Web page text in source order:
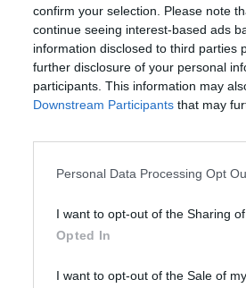
confirm your selection. Please note
continue seeing interest-based ads
information disclosed to third parties
further disclosure of your personal
participants. This information may
Downstream Participants that may
Personal Data Processing Opt
I want to opt-out of the Sharing
Opted In
I want to opt-out of the Sale of
oraz rok dozoru
Zjednoczenie Narodowe
się do orzeczenia w telewizji TF1.
liderki Zjednoczenia Narodowego
noszenia elektronicznej bransoletki.
podczas wywiadu w głównym
Narodowe
Pen, jedno wydaje się pewne – wyrok
sprawiedliwości są wyłącznie polską